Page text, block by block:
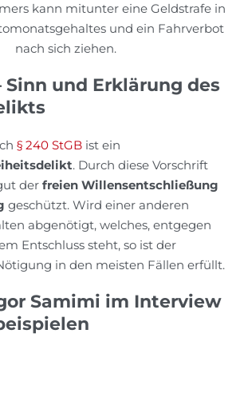
kann mitunter eine Geldstrafe in
und ein Fahrverbot
nach sich ziehen.
Sinn und Erklärung des
§ 240 StGB ist ein
. Durch diese Vorschrift
derfreien Willensentschließung
geschützt. Wird einer anderen
abgenötigt, welches, entgegen
Entschluss steht, so ist der
in den meisten Fällen erfüllt.
Samimi im Interview